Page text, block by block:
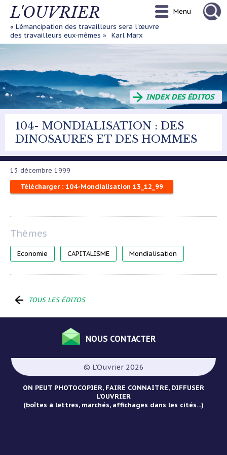
Aller
principal
L'OUVRIER
« L'émancipation des travailleurs sera l'œuvre
des travailleurs eux-mêmes »
Karl Marx
Menu
INDEX DES ÉDITOS
104- MONDIALISATION : DES
DINOSAURES ET DES HOMMES
13 décembre 1999
Télécharger : 104-Mondialisation 13_12_99
Economie CAPITALISME Mondialisation
TOUS LES ÉDITOS
Pied
de
page
NOUS CONTACTER
© L'Ouvrier 2026
ON PEUT PHOTOCOPIER, FAIRE CONNAITRE, DIFFUSER
L’OUVRIER
(boîtes à lettres, marchés, affichages dans les cités...)